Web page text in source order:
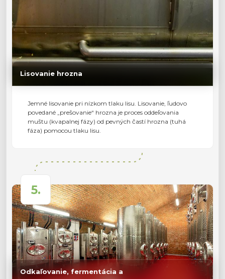
Lisovanie hrozna
Jemné lisovanie pri nízkom tlaku lisu. Lisovanie, ľudovo
povedané „prešovanie“ hrozna je proces oddeľovania
muštu (kvapalnej fázy) od pevných častí hrozna (tuhá
fáza) pomocou tlaku lisu.
5.
Odkaľovanie, fermentácia a